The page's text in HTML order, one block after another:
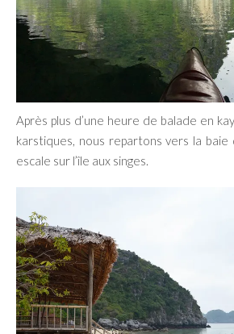
Après plus d’une heure de balade en
karstiques, nous repartons vers la baie
escale sur l’île aux singes.